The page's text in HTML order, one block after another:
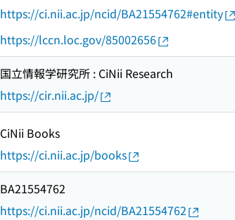
https://ci.nii.ac.jp/ncid/BA21554762#entity
https://lccn.loc.gov/85002656
国立情報学研究所 : CiNii Research
https://cir.nii.ac.jp/
CiNii Books
https://ci.nii.ac.jp/books
BA21554762
https://ci.nii.ac.jp/ncid/BA21554762